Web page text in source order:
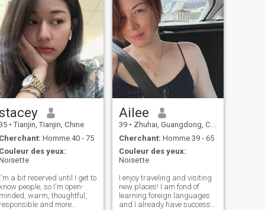
humoristique qui peut
soutenir ma vie, comme faire
du shopping, manger dans
bons restaurants, aller
le café, le dîner, les
concert,
bonne conversation,
des zones
etc
et culture de fleurs et
légumes, je suis une âme
sœur qui vient sincèrement
ici pour trouver Une relation à
long terme. Je n'aurai pas de
jeux ou je refuserai. Si vous
avez la même idée que moi,
contactez s'il vous plaît Moi.
Merci.
stacey
• Tianjin, Tianjin, Chine
Cherchant: Homme 40 - 75
Couleur des yeux:
I'm a bit reserved until I get to
know people, so I'm open-
minded, warm, thoughtful,
responsible and more
Ailee
39 • Zhuhai, Guangdong, Chine
Cherchant: Homme 39 - 65
Couleur des yeux:
Noisette
I enjoy traveling and visiting
new places! I am fond of
learning foreign languages
and I already have success